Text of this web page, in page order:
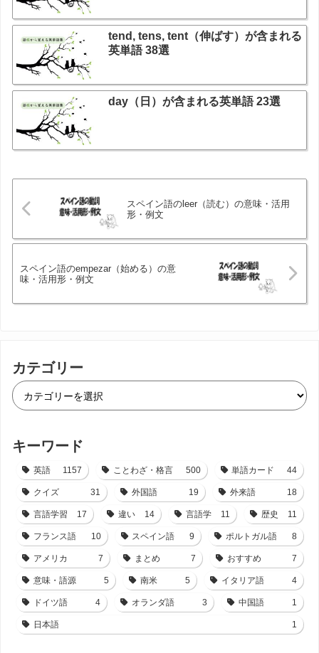
tend, tens, tent（伸ばす）が含まれる
英単語 38選
day（日）が含まれる英単語 23選
スペイン語のleer（読む）の意味・活用
形・例文
スペイン語のempezar（始める）の意
味・活用形・例文
カテゴリー
キーワード
英語 1157 ことわざ・格言 500 単語カード 44
クイズ 31 外国語 19 外来語 18
言語学習 17 違い 14 言語学 11 歴史 11
フランス語 10 スペイン語 9 ポルトガル語 8
アメリカ 7 まとめ 7 おすすめ 7
意味・語源 5 南米 5 イタリア語 4
ドイツ語 4 オランダ語 3 中国語 1
日本語 1